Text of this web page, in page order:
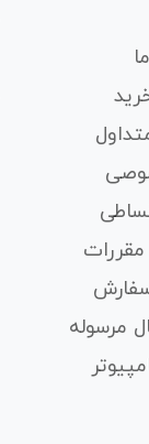
مقررات
مرسوله